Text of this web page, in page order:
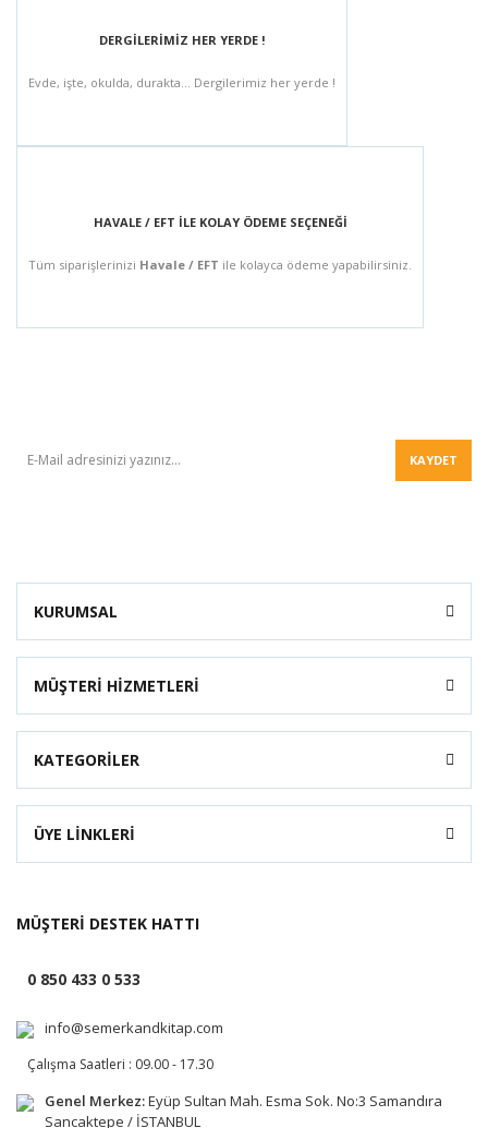
DERGİLERİMİZ HER YERDE !
Evde, işte, okulda, durakta... Dergilerimiz her yerde !
HAVALE / EFT İLE KOLAY ÖDEME SEÇENEĞİ
Tüm siparişlerinizi Havale / EFT ile kolayca ödeme yapabilirsiniz.
KAYDET
KURUMSAL
MÜŞTERİ HİZMETLERİ
KATEGORİLER
ÜYE LİNKLERİ
MÜŞTERİ DESTEK HATTI
0 850 433 0 533
info@semerkandkitap.com
Çalışma Saatleri : 09.00 - 17.30
Genel Merkez:Eyüp Sultan Mah. Esma Sok. No:3 Samandıra
Sancaktepe / İSTANBUL